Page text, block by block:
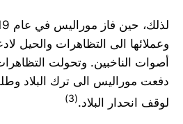
وعملائها الى التظاهرات والحيل
أصوات الناخبين. وتحولت
دفعت موراليس الى ترك البلاد
لوقف انحدار البلاد.(3)